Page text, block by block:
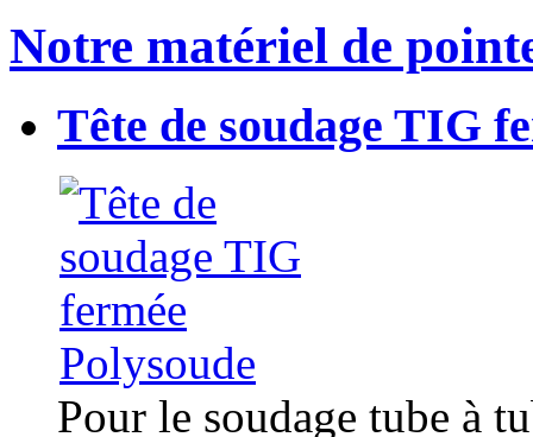
Notre matériel de
Tête de soudage TIG
Pour le soudage tube à